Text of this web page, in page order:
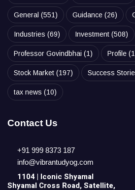
General (551) Guidance (26)
Industries (69) Investment (508)
Professor Govindbhai (1) Profile
Stock Market (197) Success
tax news (10)
Contact Us
+91 999 8373 187
info@vibrantudyog.com
1104 | Iconic Shyamal
Shyamal Cross Road, Satellite,